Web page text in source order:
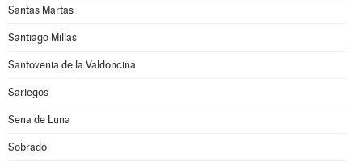
Santas Martas
Santiago Millas
Santovenia de la Valdoncina
Sariegos
Sena de Luna
Sobrado